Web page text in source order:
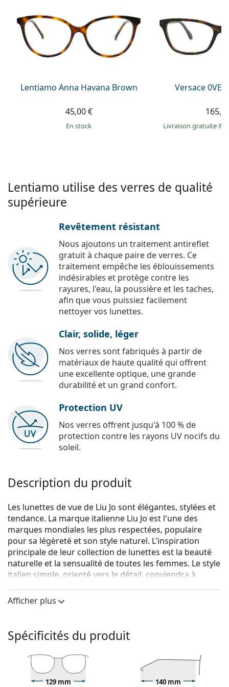
Prada
Toutes les marques
Lentiamo Anna Havana Brown
45,00 €
en stock
Versace
Livraison gratuite&
Lentiamo utilise des verres de qualité
supérieure
Revêtement résistant
Nous ajoutons un traitement antireflet
gratuit à chaque paire de verres. Ce
traitement empêche les éblouissements
indésirables et protège contre les
rayures, l'eau, la poussière et les taches,
afin que vous puissiez facilement
nettoyer vos lunettes.
Clair, solide, léger
Nos verres sont fabriqués à partir de
matériaux de haute qualité qui offrent
une excellente optique, une grande
durabilité et un grand confort.
Protection UV
Nos verres offrent jusqu'à 100 % de
protection contre les rayons UV nocifs du
soleil.
Description du produit
Les lunettes de vue de Liu Jo sont élégantes, stylées et
tendance. La marque italienne Liu Jo est l'une des
marques mondiales les plus respectées, populaire
pour sa légèreté et son style naturel. L'inspiration
principale de leur collection de lunettes est la beauté
naturelle et la sensualité de toutes les femmes. Le style
italien simple, orienté vers le détail, conviendra à
créativité.
Monture de lunettes de vue
parfaitement avec un teint chaud et des cheveux
châtain clair, noirs ou blonds foncés.
Les montures Cat Eye sont un choix idéal pour celles
Afficher plus
Spécificités du produit
129 mm 140 mm